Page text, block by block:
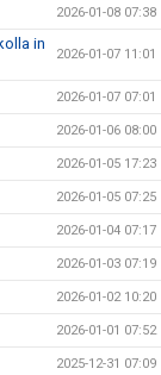
2026-01-08 07:38
in
2026-01-07 11:01
2026-01-07 07:01
2026-01-06 08:00
2026-01-05 17:23
2026-01-05 07:25
2026-01-04 07:17
2026-01-03 07:19
2026-01-02 10:20
2026-01-01 07:52
2025-12-31 07:09